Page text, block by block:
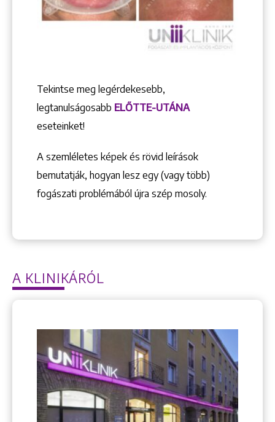
Tekintse meg legérdekesebb,
legtanulságosabb ELŐTTE-UTÁNA
eseteinket!
A szemléletes képek és rövid leírások
bemutatják, hogyan lesz egy (vagy több)
fogászati problémából újra szép mosoly.
A KLINIKÁRÓL